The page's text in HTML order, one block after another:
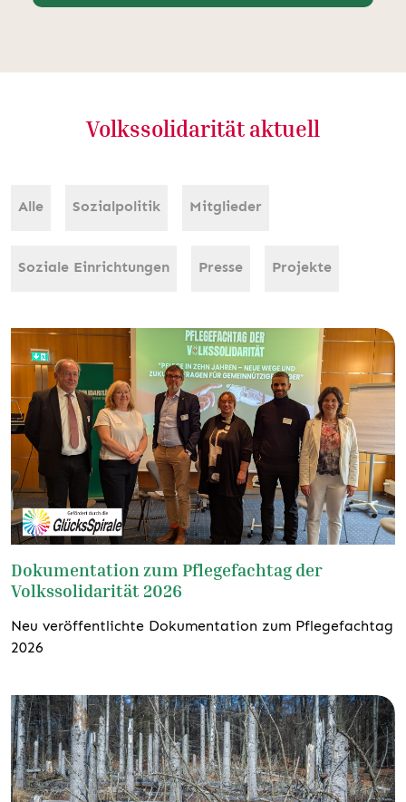
Volkssolidarität aktuell
Alle Sozialpolitik Mitglieder
Soziale Einrichtungen Presse Projekte
Dokumentation zum Pflegefachtag der
Volkssolidarität 2026
Neu veröffentlichte Dokumentation zum Pflegefachtag
2026